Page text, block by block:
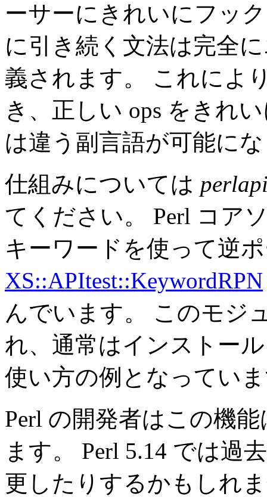
ーサーにきれいにフッ
に引き続く文法は完全
義されます。 これによ
き、正しい ops をきれ
は違う副言語が可能に
仕組みについては
てください。 Perl コア
キーワードを使って逆
XS::APItest::KeywordRPN
んでいます。 このモジ
れ、通常はインストー
使い方の例となってい
Perl の開発者はこの機
ます。 Perl 5.14 では過
更したりするかもしれ